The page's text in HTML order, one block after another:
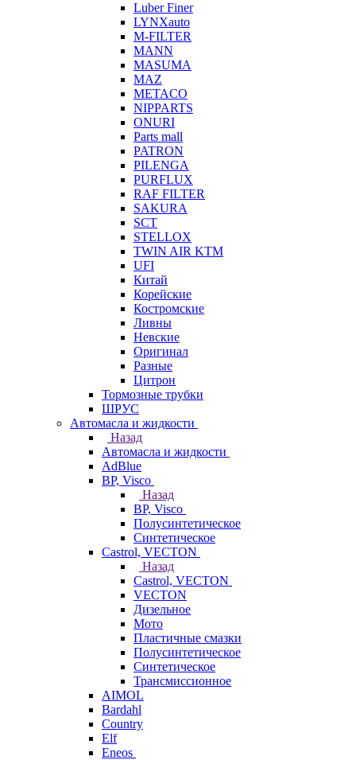
Luber Finer
LYNXauto
M-FILTER
MANN
MASUMA
MAZ
METACO
NIPPARTS
ONURI
Parts mall
PATRON
PILENGA
PURFLUX
RAF FILTER
SAKURA
SCT
STELLOX
TWIN AIR KTM
UFI
Китай
Корейские
Костромские
Ливны
Невские
Оригинал
Разные
Цитрон
Тормозные трубки
ШРУС
Автомасла и жидкости
Назад
Автомасла и жидкости
AdBlue
BP, Visco
Назад
BP, Visco
Полусинтетическое
Синтетическое
Castrol, VECTON
Назад
Castrol, VECTON
VECTON
Дизельное
Мото
Пластичные смазки
Полусинтетическое
Синтетическое
Трансмиссионное
AIMOL
Bardahl
Country
Elf
Eneos